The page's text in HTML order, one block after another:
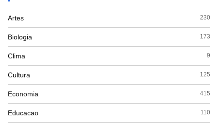
Artes 230
Biologia 173
Clima 9
Cultura 125
Economia 415
Educacao 110